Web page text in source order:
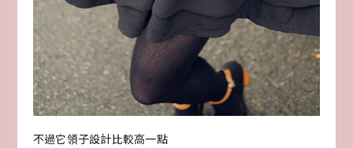
不過它領子設計比較高一點